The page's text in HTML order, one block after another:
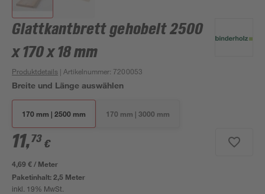
Glattkantbrett gehobelt 2500
x 170 x 18 mm
Produktdetails | Artikelnummer: 7200053
Breite und Länge auswählen
170 mm | 2500 mm 170 mm | 3000 mm
11,73 €
4,69 € / Meter
Paketinhalt:2,5 Meter
inkl. 19% MwSt.